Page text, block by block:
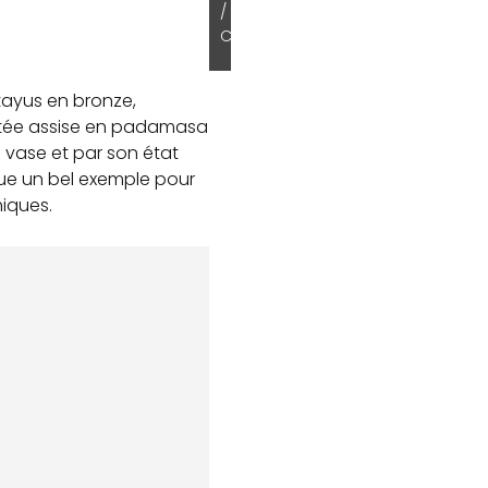
/
C
en bronze,
assise en padamasa
vase et par son état
un bel exemple pour